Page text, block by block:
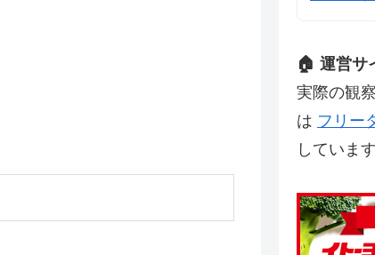
🏠 運営サ
実際の観
は フリー
しています